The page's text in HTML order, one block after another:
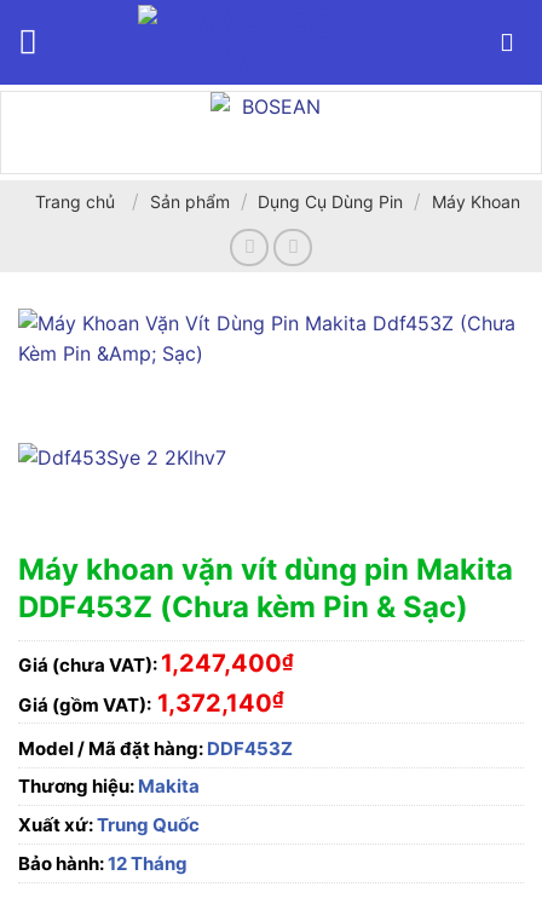
Trang chủ / Sản phẩm / Dụng Cụ Dùng Pin / Máy Khoan
Máy khoan vặn vít dùng pin Makita
DDF453Z (Chưa kèm Pin & Sạc)
Giá (chưa VAT): 1,247,400₫
Giá (gồm VAT): 1,372,140₫
Model / Mã đặt hàng: DDF453Z
Thương hiệu: Makita
Xuất xứ:Trung Quốc
Bảo hành:12 Tháng